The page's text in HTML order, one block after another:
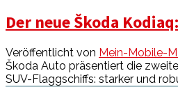
Der neue Škoda
Veröffentlicht von Mein-Mobile-
Škoda Auto präsentiert die
SUV-Flaggschiffs: starker und